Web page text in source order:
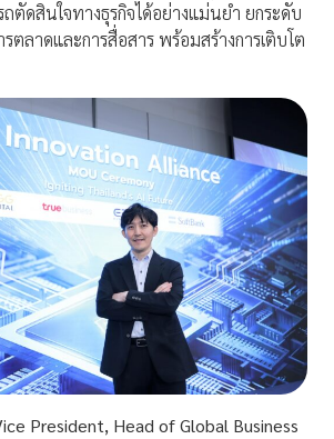
ตัดสินใจทางธุรกิจได้อย่างแม่นยำ ยกระดับ
ลาดและการสื่อสาร พร้อมสร้างการเติบโต
President, Head of Global Business